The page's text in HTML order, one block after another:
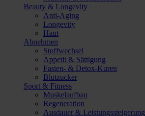
Beauty & Longevity
Anti-Aging
Longevity
Haut
Abnehmen
Stoffwechsel
Appetit & Sättigung
Fasten- & Detox-Kuren
Blutzucker
Sport & Fitness
Muskelaufbau
Regeneration
Ausdauer & Leistungssteigerung